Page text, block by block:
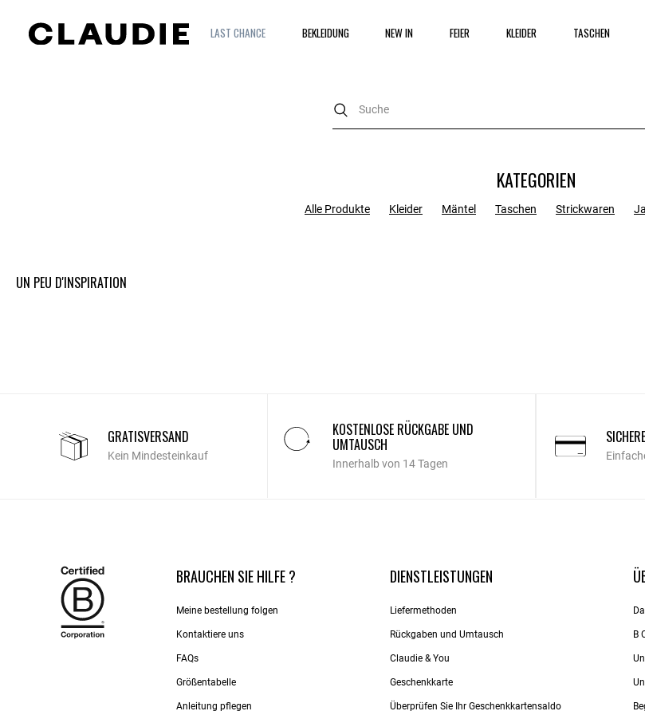
LAST CHANCE BEKLEIDUNG NEW IN FEIER KLEIDER TASCHEN
KATEGORIEN
Alle Produkte Kleider Mäntel Taschen Strickwaren
UN PEU D'INSPIRATION
GRATISVERSAND
Kein Mindesteinkauf
KOSTENLOSE RÜCKGABE UND
UMTAUSCH
Innerhalb von 14 Tagen
BRAUCHEN SIE HILFE ?
Meine bestellung folgen
Kontaktiere uns​
FAQs
Größentabelle
Anleitung pflegen
DIENSTLEISTUNGEN
Liefermethoden
Rückgaben und Umtausch
Claudie & You
Geschenkkarte
Überprüfen Sie Ihr Geschenkkartensaldo
B